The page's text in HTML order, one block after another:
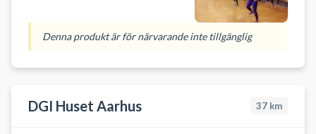
Denna produkt är för närvarande inte tillgänglig
DGI Huset Aarhus 37 km